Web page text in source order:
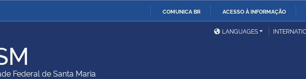
COMUNICA BR ACESSO À INFORMAÇÃO
Ministério da Justiça e
Ministério da Defesa
Ministério das Relações
Exteriores
Ministério da Educação
LANGUAGES
Federal de Santa Maria